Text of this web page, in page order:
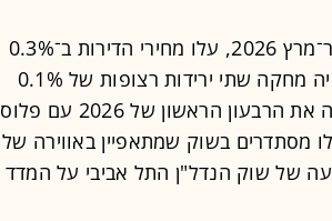
כך, לפי מדד מחירי ה9דירות לחודשים פברואר־מרץ 2026, עלו מחירי הדירות ב־0.3%
לעומת המחירים בינואר־פברואר 2026. העלייה מחקה שתי ירידות רצופות של 0.1%
במחירים שנרשמו בחודשיים הקודמים, וסיכמה את הרבעון הראשון של 2026 עם פלוס
הללו מסתדרים בשוק שמתאפיין באווירה של
של שוק הנדל"ן התל אביבי על המדד